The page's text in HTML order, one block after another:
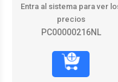
Entra al sistema para ver
precios
PC00000216NL